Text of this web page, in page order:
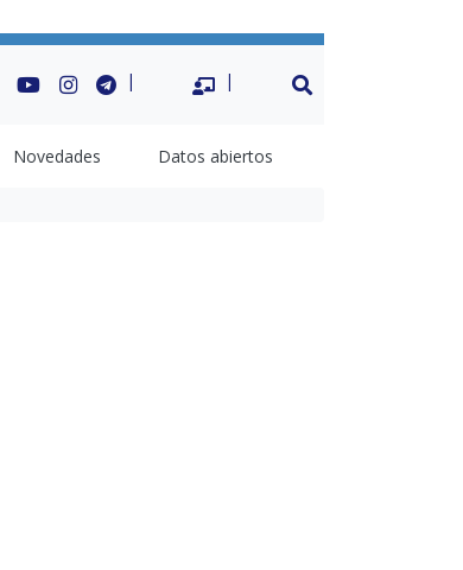
TwitterYoutubeInstagram
Telegram Datos Abiertos
Novedades Datos abiertos